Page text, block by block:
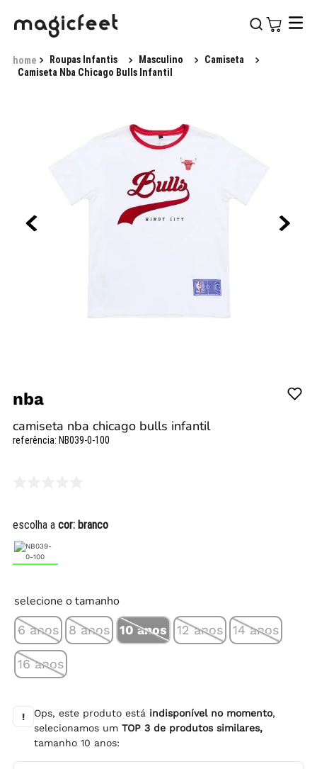
Roupas Infantis Masculino
Camiseta
Camiseta Nba Chicago Bulls Infantil
nba
camiseta nba chicago bulls infantil
referência: NB039-0-100
escolha a cor: branco
selecione o tamanho
6 anos 8 anos 10 anos 12 anos 14 anos
16 anos
! Ops, este produto está indisponível no momento,
selecionamos um TOP 3de produtos similares,
tamanho 10 anos: